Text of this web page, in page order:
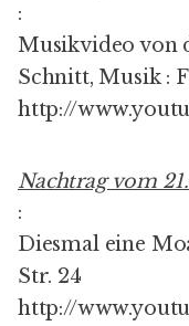
:
Musikvideo von
Schnitt, Musik :
http://
Nachtrag vom
:
Diesmal eine
Str. 24
http://